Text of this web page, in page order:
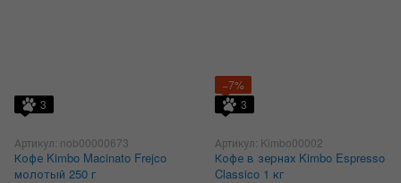
3
Артикул: nob00000673
Кофе Kimbo Macinato Frejco
молотый 250 г
−7%
3
Артикул: Kimbo00002
Кофе в зернах Kimbo Espresso
Classico 1 кг